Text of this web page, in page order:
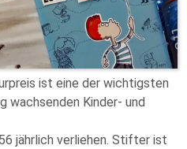
ist eine der wichtigsten
wachsenden Kinder- und
jährlich verliehen. Stifter ist